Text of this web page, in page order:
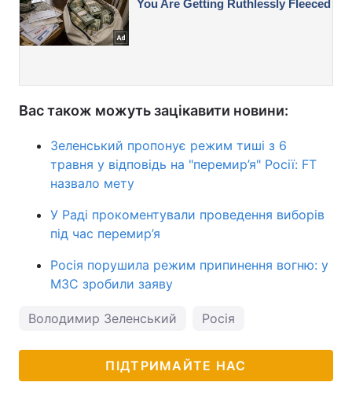
Вас також можуть зацікавити новини:
Зеленський пропонує режим тиші з 6
травня у відповідь на "перемир’я" Росії: FT
назвало мету
У Раді прокоментували проведення виборів
під час перемир’я
Росія порушила режим припинення вогню: у
МЗС зробили заяву
Володимир Зеленський Росія
ПІДТРИМАЙТЕ НАС